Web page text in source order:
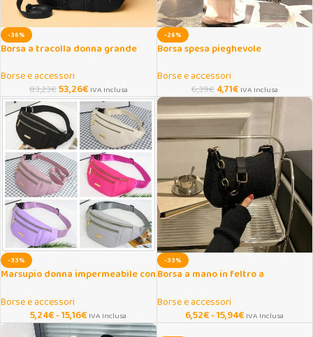
-36%
Borsa a tracolla donna grande
Borse e accessori
83,23€53,26€ IVA Inclusa
-26%
Borsa spesa pieghevole
Borse e accessori
6,39€ 4,71€ IVA Inclusa
-33%
Marsupio donna impermeabile con
Borse e accessori
5,24€-15,16€ IVA Inclusa
-33%
Borsa a mano in feltro a
Borse e accessori
6,52€-15,94€ IVA Inclusa